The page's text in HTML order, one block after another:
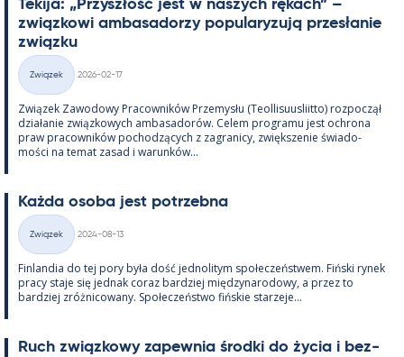
Te­kijä: „Przyszłość jest w naszych rę­kach” –
związ­kowi am­ba­sa­dorzy po­pu­la­ryzują przesła­nie
związku
Kategorie
Związek
2026-02-17
Związek Zawo­dowy Pracow­ników Prze­mysłu (Teol­li­suus­liitto) roz­począł
działa­nie związ­kowych am­ba­sa­dorów. Ce­lem pro­gramu jest ochrona
praw pracow­ników poc­hodzących z za­gra­nicy, zwiększe­nie świa­do­
mości na te­mat za­sad i wa­runków...
Każda osoba jest potrzebna
Kategorie
Związek
2024-08-13
Fin­lan­dia do tej pory była dość jed­no­li­tym społeczeństwem. Fiński ry­nek
pracy staje się jed­nak co­raz bardziej między­na­ro­dowy, a przez to
bardziej zróż­nicowany. Społeczeństwo fińs­kie starzeje...
Ruch związ­kowy za­pew­nia środki do życia i bez­